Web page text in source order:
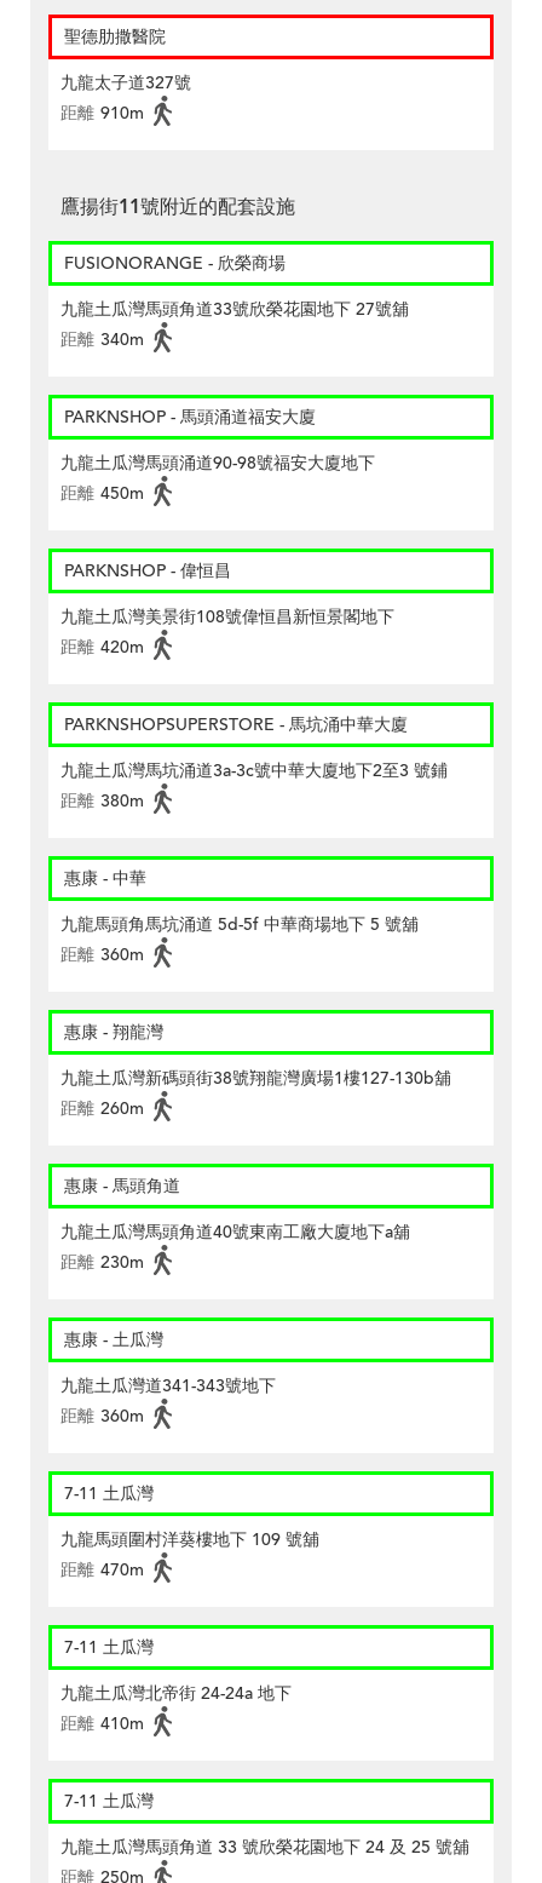
聖德肋撒醫院
九龍太子道327號
距離 910m
鷹揚街11號附近的配套設施
FUSIONORANGE - 欣榮商場
九龍土瓜灣馬頭角道33號欣榮花園地下 27號舖
距離 340m
PARKNSHOP - 馬頭涌道福安大廈
九龍土瓜灣馬頭涌道90-98號福安大廈地下
距離 450m
PARKNSHOP - 偉恒昌
九龍土瓜灣美景街108號偉恒昌新恒景閣地下
距離 420m
PARKNSHOPSUPERSTORE - 馬坑涌中華大廈
九龍土瓜灣馬坑涌道3a-3c號中華大廈地下2至3 號鋪
距離 380m
惠康 - 中華
九龍馬頭角馬坑涌道 5d-5f 中華商場地下 5 號舖
距離 360m
惠康 - 翔龍灣
九龍土瓜灣新碼頭街38號翔龍灣廣場1樓127-130b舖
距離 260m
惠康 - 馬頭角道
九龍土瓜灣馬頭角道40號東南工廠大廈地下a舖
距離 230m
惠康 - 土瓜灣
九龍土瓜灣道341-343號地下
距離 360m
7-11 土瓜灣
九龍馬頭圍村洋葵樓地下 109 號舖
距離 470m
7-11 土瓜灣
九龍土瓜灣北帝街 24-24a 地下
距離 410m
7-11 土瓜灣
九龍土瓜灣馬頭角道 33 號欣榮花園地下 24 及 25 號舖
距離 250m